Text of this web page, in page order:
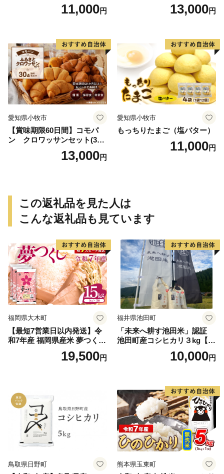
11,000円
ュセット（20個入り）／災害
用備蓄 保存食 非常食 防災グ
13,000円
愛知県小牧市
【賞味期限60日間】コモパ
ン クロワッサンセット(30
個入り)／災害用備蓄 保存食
非常食 防災グッズにも
13,000円
愛知県小牧市
もっちりたまご（塩バター）
11,000円
この返礼品を見た人は
こんな返礼品も見ています
福岡県大木町
【最短7営業日以内発送】令
和7年産 福岡県産米 夢つくし
15kg 精米 ※北海道・沖縄・
19,500円
福井県池田町
「未来へ耕す池田米」認証
池田町産コシヒカリ３kg【お
1人様につき３セットまで】
10,000円
鳥取県日野町 熊本県玉東町